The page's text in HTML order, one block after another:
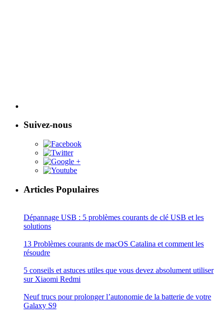
Suivez-nous
Articles Populaires
Dépannage USB : 5 problèmes courants de clé USB et les
solutions
13 Problèmes courants de macOS Catalina et comment les
résoudre
5 conseils et astuces utiles que vous devez absolument utiliser
sur Xiaomi Redmi
Neuf trucs pour prolonger l’autonomie de la batterie de votre
Galaxy S9